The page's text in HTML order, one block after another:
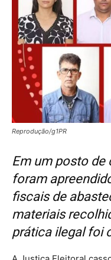
Reprodução/g1PR
Em um posto de
foram
fiscais de
materiais
prática ilegal foi